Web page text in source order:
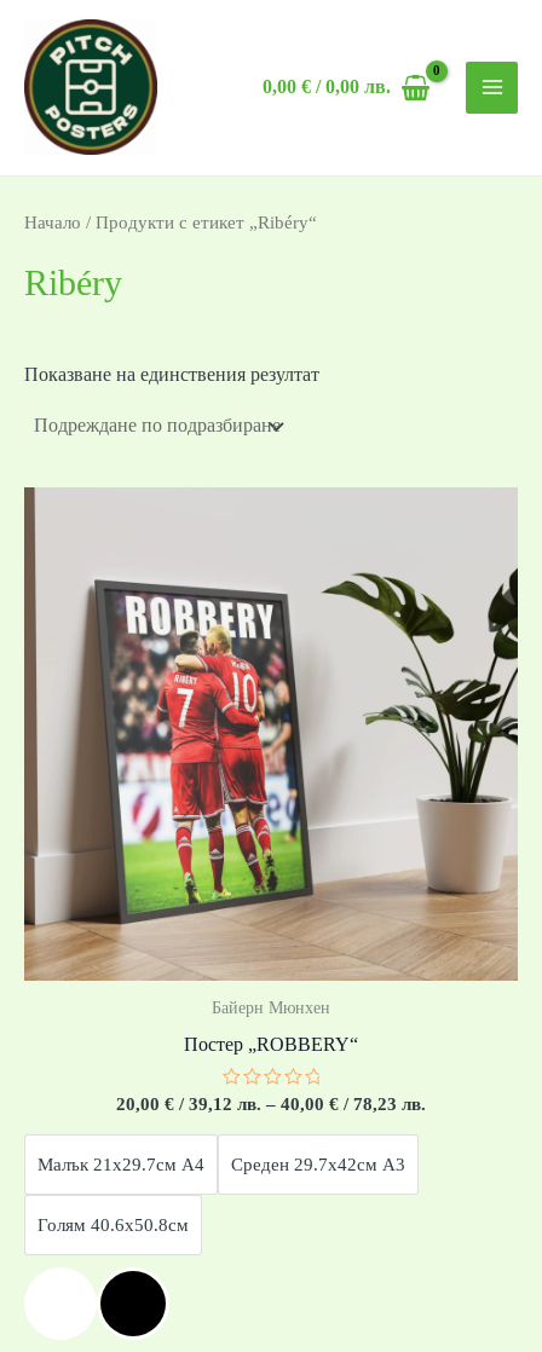
content
0,00 €/ 0,00 лв.
Начало / Продукти с етикет „Ribéry“
Ribéry
Показване на единствения резултат
Байерн Мюнхен
Постер „ROBBERY“
Оценено
0
5
20,00 € / 39,12 лв. – 40,00 € / 78,23 лв.
39,12 лв.
through
40,00 €
78,23 лв.
Малък 21x29.7см А4 Среден 29.7x42см А3
Голям 40.6x50.8см